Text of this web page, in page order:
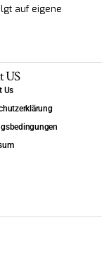
auf eigene
US
Us